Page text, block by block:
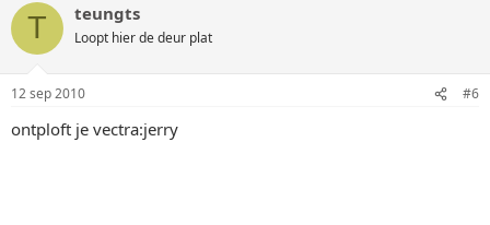
T teungts
Loopt hier de deur plat
12 sep 2010 #6
ontploft je vectra:jerry